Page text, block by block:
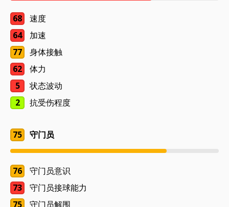
68
速度
64
加速
77
身体接触
62
体力
5
状态波动
2
抗受伤程度
75 守门员
76
守门员意识
73
守门员接球能力
75
守门员解围